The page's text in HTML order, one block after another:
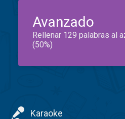
Avanzado
Rellenar 129 palabras al
(50%)
Karaoke